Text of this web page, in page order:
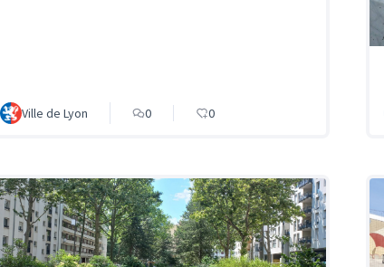
Ville de Lyon 0 0